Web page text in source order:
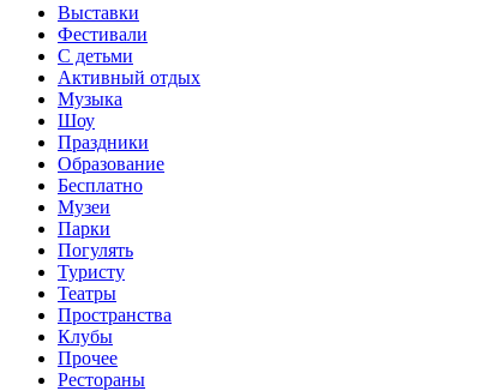
Выставки
Фестивали
С детьми
Активный отдых
Музыка
Шоу
Праздники
Образование
Бесплатно
Музеи
Парки
Погулять
Туристу
Театры
Пространства
Клубы
Прочее
Рестораны